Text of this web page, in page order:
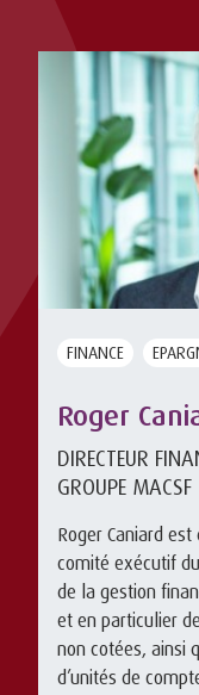
FINANCE
Roger
DIRECTEUR
GROUPE MACSF
Roger Caniard
comité exécutif
de la gestion
et en particulier
non cotées, ainsi
d’unités de